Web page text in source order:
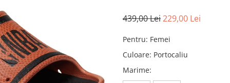
439,00 Lei229,00 Lei
Pentru: Femei
Culoare: Portocaliu
Marime: